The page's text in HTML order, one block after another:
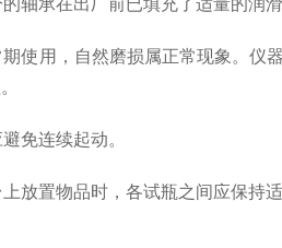
的轴承在出厂前已填充了适量的润
期使用，自然磨损属正常现象。
免连续起动。
上放置物品时，各试瓶之间应保持